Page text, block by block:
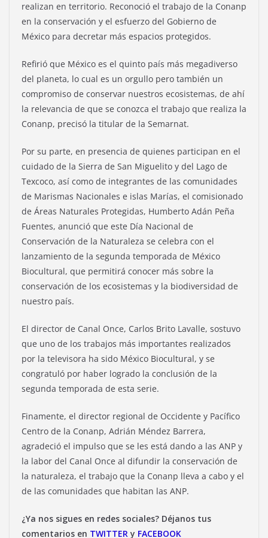
realizan en territorio. Reconoció el trabajo de la Conanp
en la conservación y el esfuerzo del Gobierno de
México para decretar más espacios protegidos.
Refirió que México es el quinto país más megadiverso
del planeta, lo cual es un orgullo pero también un
compromiso de conservar nuestros ecosistemas, de ahí
la relevancia de que se conozca el trabajo que realiza la
Conanp, precisó la titular de la Semarnat.
Por su parte, en presencia de quienes participan en el
cuidado de la Sierra de San Miguelito y del Lago de
Texcoco, así como de integrantes de las comunidades
de Marismas Nacionales e islas Marías, el comisionado
de Áreas Naturales Protegidas, Humberto Adán Peña
Fuentes, anunció que este Día Nacional de
Conservación de la Naturaleza se celebra con el
lanzamiento de la segunda temporada de México
Biocultural, que permitirá conocer más sobre la
conservación de los ecosistemas y la biodiversidad de
nuestro país.
El director de Canal Once, Carlos Brito Lavalle, sostuvo
que uno de los trabajos más importantes realizados
por la televisora ha sido México Biocultural, y se
congratuló por haber logrado la conclusión de la
segunda temporada de esta serie.
Finamente, el director regional de Occidente y Pacífico
Centro de la Conanp, Adrián Méndez Barrera,
agradeció el impulso que se les está dando a las ANP y
la labor del Canal Once al difundir la conservación de
la naturaleza, el trabajo que la Conanp lleva a cabo y el
de las comunidades que habitan las ANP.
¿Ya nos sigues en redes sociales? Déjanos tus
comentarios en TWITTER y FACEBOOK